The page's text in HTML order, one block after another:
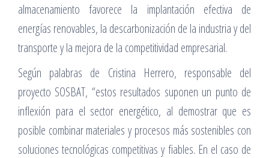
almacenamiento favorece la implantación efectiva de
energías renovables, la descarbonización de la industria y del
transporte y la mejora de la competitividad empresarial.
Según palabras de Cristina Herrero, responsable del
proyecto SOSBAT, “estos resultados suponen un punto de
inflexión para el sector energético, al demostrar que es
posible combinar materiales y procesos más sostenibles con
soluciones tecnológicas competitivas y fiables. En el caso de